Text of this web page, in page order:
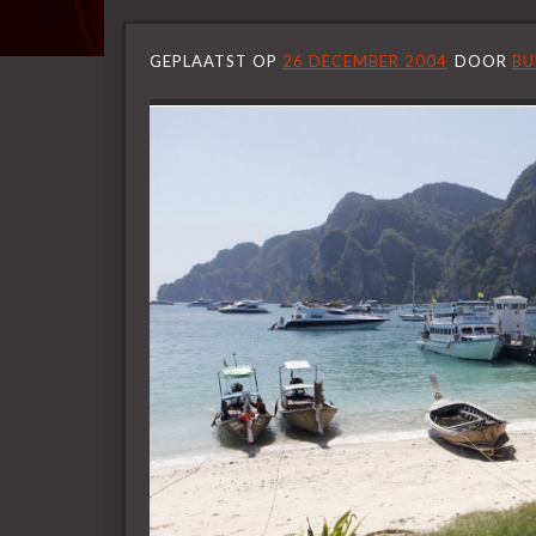
GEPLAATST OP 26 DECEMBER 2004 DOOR